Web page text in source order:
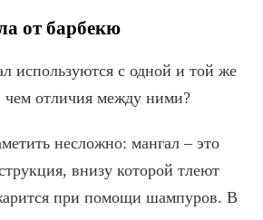
от барбекю
используются с одной и той же
чем отличия между ними?
несложно: мангал – это
внизу которой тлеют
при помощи шампуров. В